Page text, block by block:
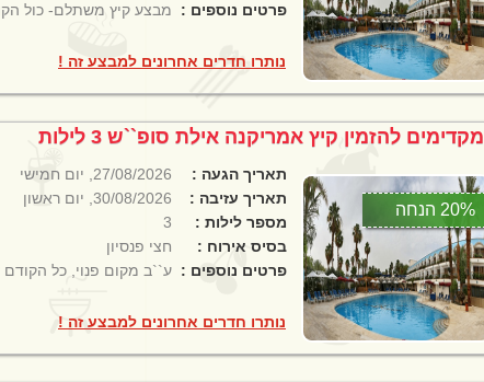
פרטים נוספים :
מבצע קיץ משתלם- כול
נותרו חדרים אחרונים למבצע זה !
מקדימים להזמין קיץ אמריקנה אילת סופ``ש 3 לילות
תאריך הגעה :
27/08/2026, יום חמישי
תאריך עזיבה :
30/08/2026, יום ראשון
מספר לילות :
3
בסיס אירוח :
חצי פנסיון
פרטים נוספים : ע``ב מקום פנוי, כל הקודם
נותרו חדרים אחרונים למבצע זה !
20% הנחה